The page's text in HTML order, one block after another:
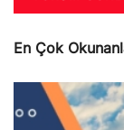
En Çok